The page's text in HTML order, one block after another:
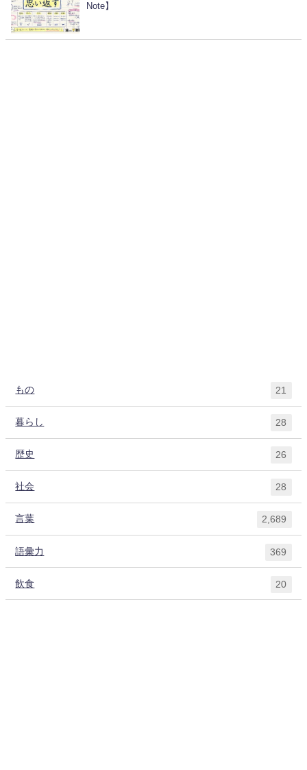
Note】
もの 21
暮らし 28
歴史 26
社会 28
言葉 2,689
語彙力 369
飲食 20